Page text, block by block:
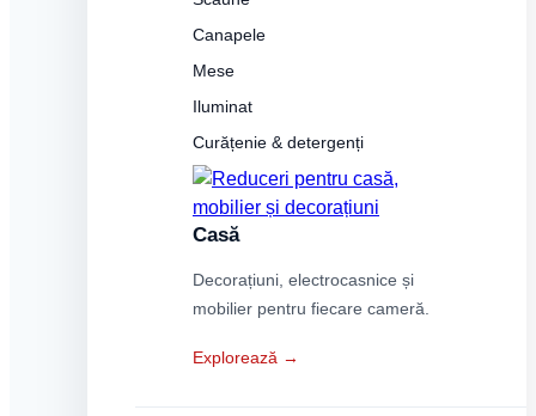
Canapele
Mese
Iluminat
Curățenie & detergenți
Casă
Decorațiuni, electrocasnice și
mobilier pentru fiecare cameră.
Explorează →